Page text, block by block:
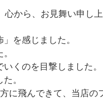
から、お見舞い申し上
を感じました。
くのを目撃しました。
。
に飛んできて、当店の